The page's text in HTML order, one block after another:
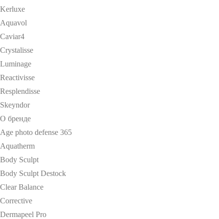
Kerluxe
Aquavol
Caviar4
Crystalisse
Luminage
Reactivisse
Resplendisse
Skeyndor
О бренде
Age photo defense 365
Aquatherm
Body Sculpt
Body Sculpt Destock
Clear Balance
Corrective
Dermapeel Pro